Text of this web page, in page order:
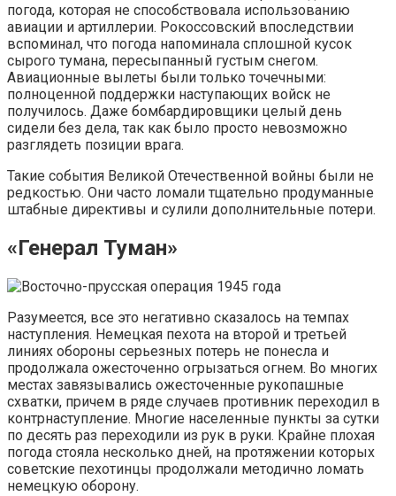
погода, которая не способствовала использованию
авиации и артиллерии. Рокоссовский впоследствии
вспоминал, что погода напоминала сплошной кусок
сырого тумана, пересыпанный густым снегом.
Авиационные вылеты были только точечными:
полноценной поддержки наступающих войск не
получилось. Даже бомбардировщики целый день
сидели без дела, так как было просто невозможно
разглядеть позиции врага.
Такие события Великой Отечественной войны были не
редкостью. Они часто ломали тщательно продуманные
штабные директивы и сулили дополнительные потери.
«Генерал Туман»
Разумеется, все это негативно сказалось на темпах
наступления. Немецкая пехота на второй и третьей
линиях обороны серьезных потерь не понесла и
продолжала ожесточенно огрызаться огнем. Во многих
местах завязывались ожесточенные рукопашные
схватки, причем в ряде случаев противник переходил в
контрнаступление. Многие населенные пункты за сутки
по десять раз переходили из рук в руки. Крайне плохая
погода стояла несколько дней, на протяжении которых
советские пехотинцы продолжали методично ломать
немецкую оборону.